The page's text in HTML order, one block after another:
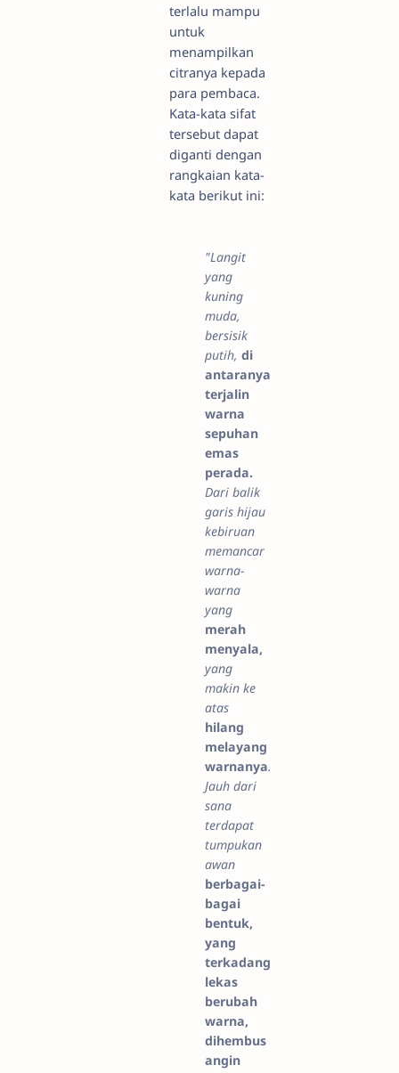
terlalu mampu
untuk
menampilkan
citranya kepada
para pembaca.
Kata-kata sifat
tersebut dapat
diganti dengan
rangkaian kata-
kata berikut ini:
"Langit
yang
kuning
muda,
bersisik
putih, di
antaranya
terjalin
warna
sepuhan
emas
perada.
Dari balik
garis hijau
kebiruan
memancar
warna-
warna
yang
merah
menyala,
yang
makin ke
atas
hilang
melayang
warnanya.
Jauh dari
sana
terdapat
tumpukan
awan
berbagai-
bagai
bentuk,
yang
terkadang
lekas
berubah
warna,
dihembus
angin